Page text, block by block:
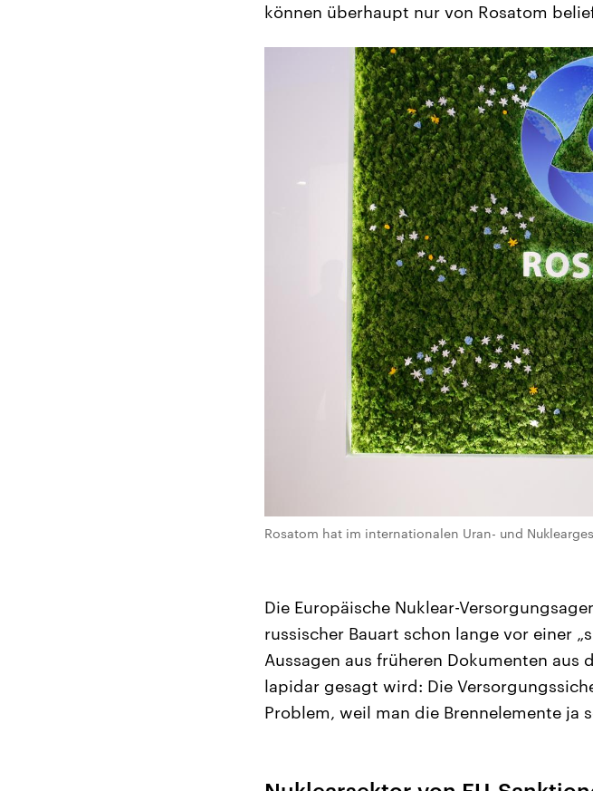
können überhaupt nur von Rosatom
Rosatom hat im internationalen Uran- und
Die Europäische Nuklear-
russischer Bauart schon lange vor einer
Aussagen aus früheren Dokumenten aus
lapidar gesagt wird: Die
Problem, weil man die Brennelemente ja